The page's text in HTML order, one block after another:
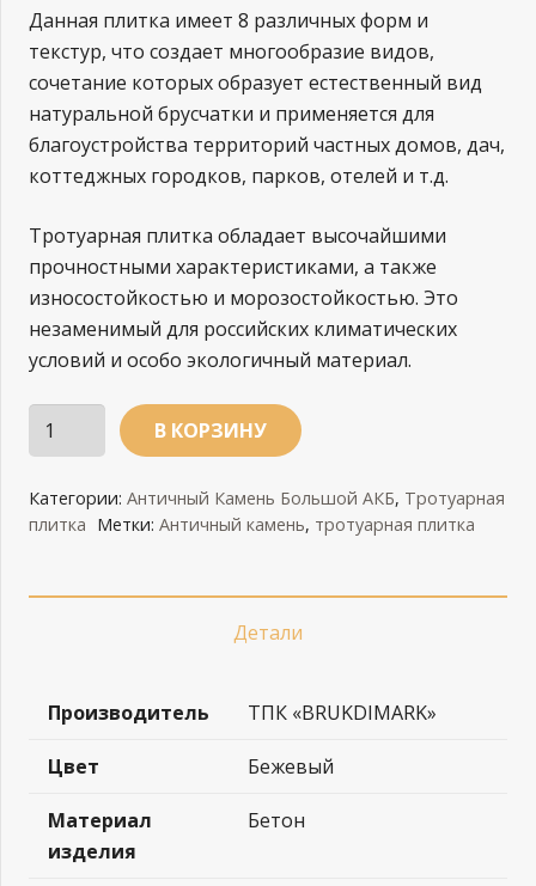
Данная плитка имеет 8 различных форм и
текстур, что создает многообразие видов,
сочетание которых образует естественный вид
натуральной брусчатки и применяется для
благоустройства территорий частных домов, дач,
коттеджных городков, парков, отелей и т.д.
Тротуарная плитка обладает высочайшими
прочностными характеристиками, а также
износостойкостью и морозостойкостью. Это
незаменимый для российских климатических
условий и особо экологичный материал.
Количество
Античный
АКБ,
В КОРЗИНУ
Категории: Античный Камень Большой АКБ, Тротуарная
плитка Метки: Античный камень, тротуарная плитка
Детали
Производитель ТПК «BRUKDIMARK»
Цвет Бежевый
Материал
изделия
Бетон